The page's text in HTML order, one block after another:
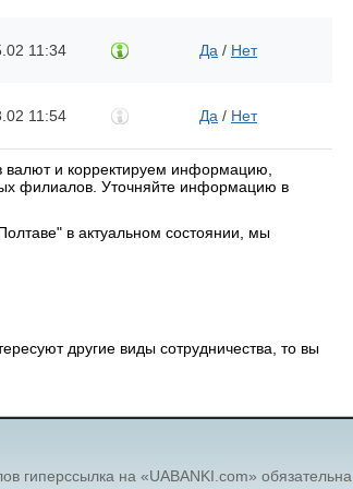
11:34 Да / Нет
11:54 Да / Нет
валют и корректируем информацию,
филиалов. Уточняйте информацию в
в актуальном состоянии, мы
другие виды сотрудничества, то вы
гиперссылка на «UABANKI.com» обязательна.